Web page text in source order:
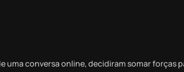
uma conversa online, decidiram somar forças